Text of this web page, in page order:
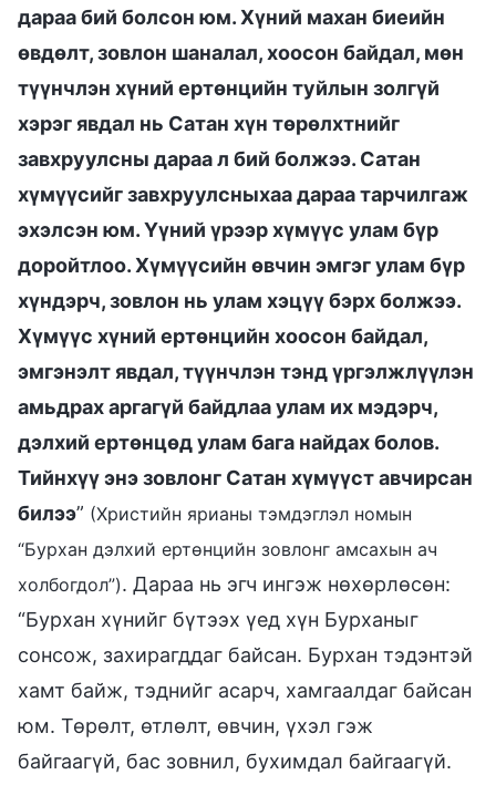
дараа бий болсон юм. Хүний махан биеийн
өвдөлт, зовлон шаналал, хоосон байдал, мөн
түүнчлэн хүний ертөнцийн туйлын золгүй
хэрэг явдал нь Сатан хүн төрөлхтнийг
завхруулсны дараа л бий болжээ. Сатан
хүмүүсийг завхруулсныхаа дараа тарчилгаж
эхэлсэн юм. Үүний үрээр хүмүүс улам бүр
доройтлоо. Хүмүүсийн өвчин эмгэг улам бүр
хүндэрч, зовлон нь улам хэцүү бэрх болжээ.
Хүмүүс хүний ертөнцийн хоосон байдал,
эмгэнэлт явдал, түүнчлэн тэнд үргэлжлүүлэн
амьдрах аргагүй байдлаа улам их мэдэрч,
дэлхий ертөнцөд улам бага найдах болов.
Тийнхүү энэ зовлонг Сатан хүмүүст авчирсан
билээ” (Христийн ярианы тэмдэглэл номын
“Бурхан дэлхий ертөнцийн зовлонг амсахын ач
холбогдол”). Дараа нь эгч ингэж нөхөрлөсөн:
“Бурхан хүнийг бүтээх үед хүн Бурханыг
сонсож, захирагддаг байсан. Бурхан тэдэнтэй
хамт байж, тэднийг асарч, хамгаалдаг байсан
юм. Төрөлт, өтлөлт, өвчин, үхэл гэж
байгаагүй, бас зовнил, бухимдал байгаагүй.